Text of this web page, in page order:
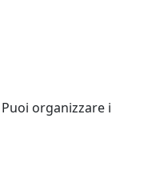
organizzare i